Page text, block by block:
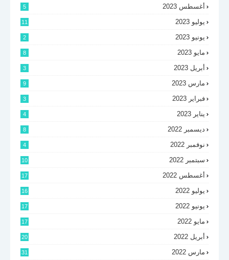
أغسطس 2023 5
يوليو 2023 11
يونيو 2023 2
مايو 2023 8
أبريل 2023 3
مارس 2023 9
فبراير 2023 3
يناير 2023 4
ديسمبر 2022 8
نوفمبر 2022 4
سبتمبر 2022 10
أغسطس 2022 17
يوليو 2022 16
يونيو 2022 17
مايو 2022 17
أبريل 2022 20
مارس 2022 31